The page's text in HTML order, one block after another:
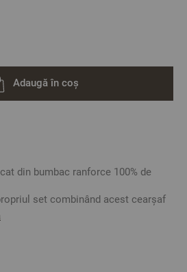
din bumbac ranforce 100% de
set combinând acest cearșaf
de pernă sau cearșaf de pilotă în
Adaugă în coș